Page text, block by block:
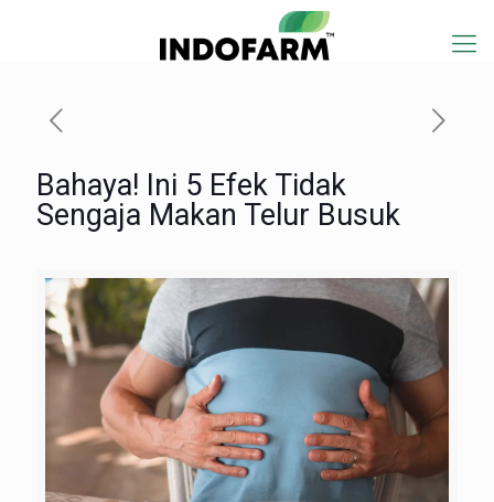
Bahaya! Ini 5 Efek Tidak
Sengaja Makan Telur Busuk